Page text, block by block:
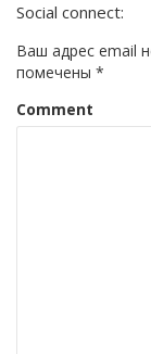
Social connect:
Ваш адрес email
помечены *
Comment